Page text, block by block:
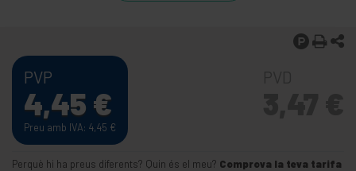
PVP
4,45 €
Preu amb IVA: 4,45 €
Perquè hi ha preus diferents? Quin és el meu? Comprova la teva tarifa